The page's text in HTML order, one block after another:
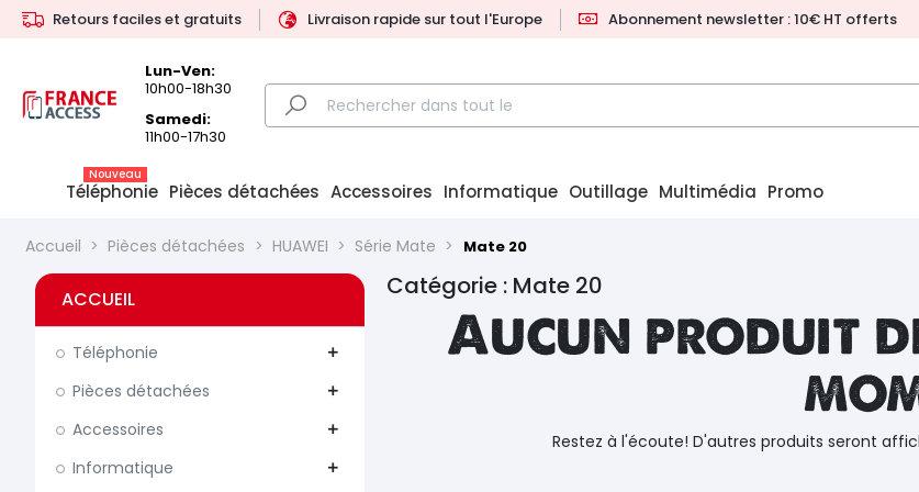
Retours faciles et gratuits Livraison rapide sur tout l'Europe Abonnement newsletter : 10€ HT offerts
Lun-Ven:
10h00-18h30
Samedi:
11h00-17h30
Téléphonie
Nouveau
Pièces détachées Accessoires Informatique Outillage Multimédia Promo
Accueil Pièces détachées HUAWEI Série Mate Mate 20
ACCUEIL
Téléphonie add
Pièces détachées add
Accessoires add
Informatique add
Catégorie : Mate 20
Aucun produit
Restez à l'écoute! D'autres produits seront